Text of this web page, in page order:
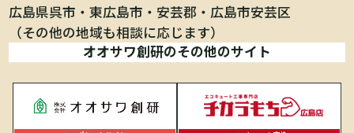
広島県呉市
東広島市 安芸郡
広島市安芸区
（その他の地域も相談に応じます）
オオサワ創研のその他のサイト